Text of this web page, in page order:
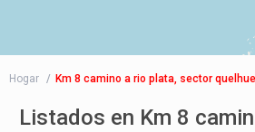
Hogar Km 8 camino a rio plata, sector
Listados en Km 8